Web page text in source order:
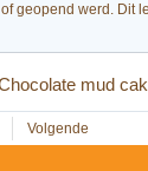
geopend werd.
mud
Volgende